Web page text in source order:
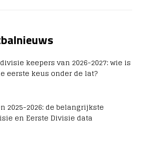
keepers van 2026-2027: wie is
eerste keus onder de lat?
2025-2026: de belangrijkste
en Eerste Divisie data